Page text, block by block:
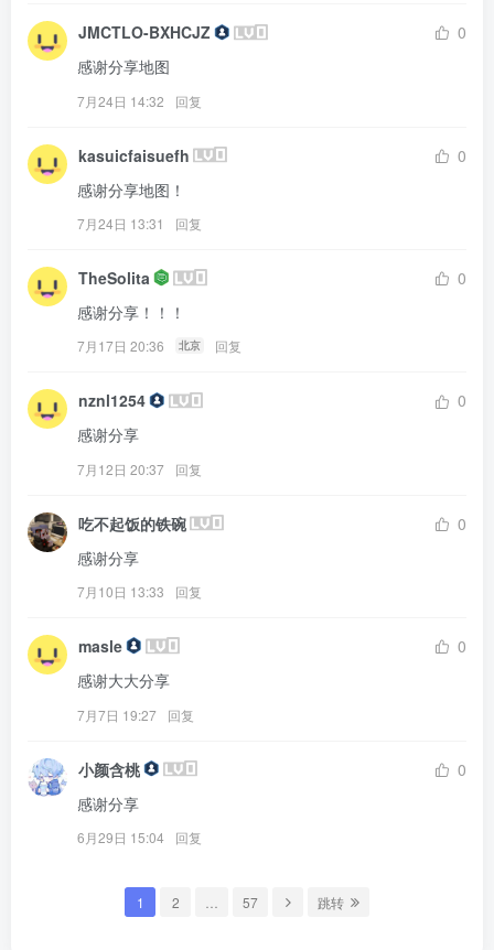
JMCTLO-BXHCJZ
0
感谢分享地图
7月24日 14:32 回复
kasuicfaisuefh
0
感谢分享地图！
7月24日 13:31 回复
TheSolita
0
感谢分享！！！
7月17日 20:36 北京 回复
nznl1254
0
感谢分享
7月12日 20:37 回复
吃不起饭的铁碗
0
感谢分享
7月10日 13:33 回复
masle
0
感谢大大分享
7月7日 19:27 回复
小颜含桃
0
感谢分享
6月29日 15:04 回复
1 2 57 跳转